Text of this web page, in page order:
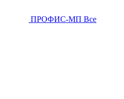
ПРОФИС-МП Все